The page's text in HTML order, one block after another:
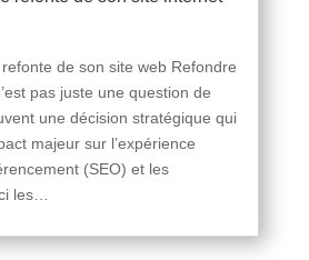
de son site web Refondre
pas juste une question de
une décision stratégique qui
majeur sur l’expérience
(SEO) et les
les…